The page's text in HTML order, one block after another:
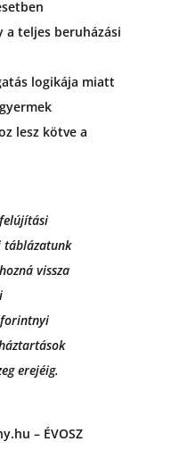
teljes beruházási
logikája miatt
lesz kötve a
táblázatunk
vissza
erejéig.
– ÉVOSZ